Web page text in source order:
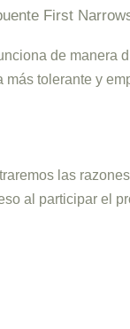
First
de manera
más tolerante y
las
al participar el